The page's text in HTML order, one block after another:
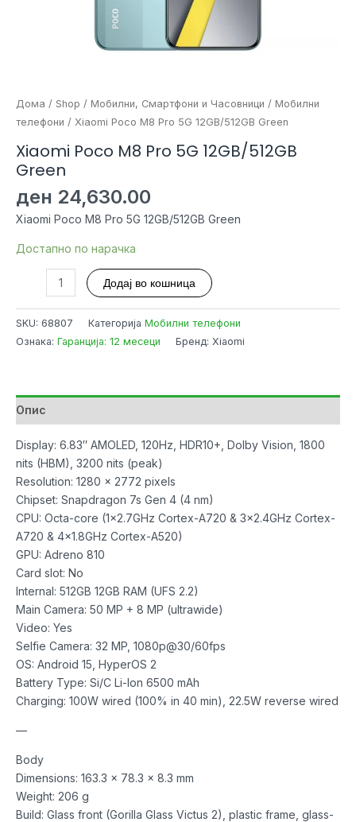
Дома / Shop / Мобилни, Смартфони и Часовници / Мобилни
телефони / Xiaomi Poco M8 Pro 5G 12GB/512GB Green
Xiaomi Poco M8 Pro 5G 12GB/512GB
Green
ден 24,630.00
Xiaomi Poco M8 Pro 5G 12GB/512GB Green
Достапно по нарачка
M8
количина
Додај во кошница
SKU: 68807 Категорија Мобилни телефони
Ознака: Гаранција: 12 месеци Бренд: Xiaomi
Опис
Display: 6.83″ AMOLED, 120Hz, HDR10+, Dolby Vision, 1800
nits (HBM), 3200 nits (peak)
Resolution: 1280 x 2772 pixels
Chipset: Snapdragon 7s Gen 4 (4 nm)
CPU: Octa-core (1×2.7GHz Cortex-A720 & 3×2.4GHz Cortex-
A720 & 4×1.8GHz Cortex-A520)
GPU: Adreno 810
Card slot: No
Internal: 512GB 12GB RAM (UFS 2.2)
Main Camera: 50 MP + 8 MP (ultrawide)
Video: Yes
Selfie Camera: 32 MP, 1080p@30/60fps
OS: Android 15, HyperOS 2
Battery Type: Si/C Li-Ion 6500 mAh
Charging: 100W wired (100% in 40 min), 22.5W reverse wired
—
Body
Dimensions: 163.3 x 78.3 x 8.3 mm
Weight: 206 g
Build: Glass front (Gorilla Glass Victus 2), plastic frame, glass-